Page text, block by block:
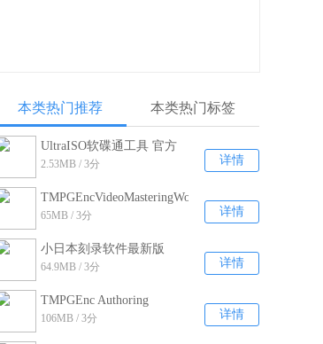
本类热门推荐 本类热门标签
详情
UltraISO软碟通工具 官方
最新版v9.7.2.3561
2.53MB / 3分
详情
TMPGEncVideoMasteringWorks5Portable
绿色破解版
65MB / 3分
详情
小日本刻录软件最新版
V5.1.0.46
64.9MB / 3分
详情
TMPGEnc Authoring
Works4刻录软件 官方正式
106MB / 3分